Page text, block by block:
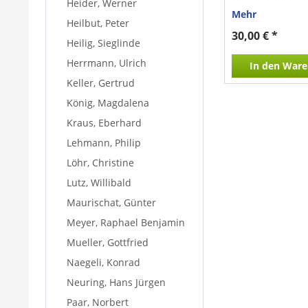
Heider, Werner
Heilbut, Peter
Heilig, Sieglinde
Herrmann, Ulrich
Keller, Gertrud
König, Magdalena
Kraus, Eberhard
Lehmann, Philip
Löhr, Christine
Lutz, Willibald
Maurischat, Günter
Meyer, Raphael Benjamin
Mueller, Gottfried
Naegeli, Konrad
Neuring, Hans Jürgen
Paar, Norbert
Idee eines
bei dem durch
bunte
wieder anders
Bilder
Mehr
30,00 € *
In den